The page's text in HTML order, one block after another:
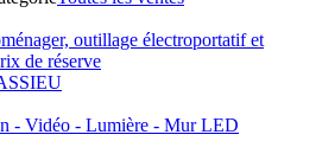
outillage électroportatif et
de réserve
- Vidéo - Lumière - Mur LED